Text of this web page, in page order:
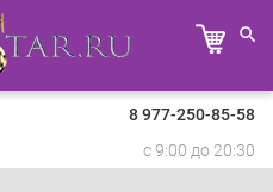
8 977-250-85-58
с 9:00 до 20:30